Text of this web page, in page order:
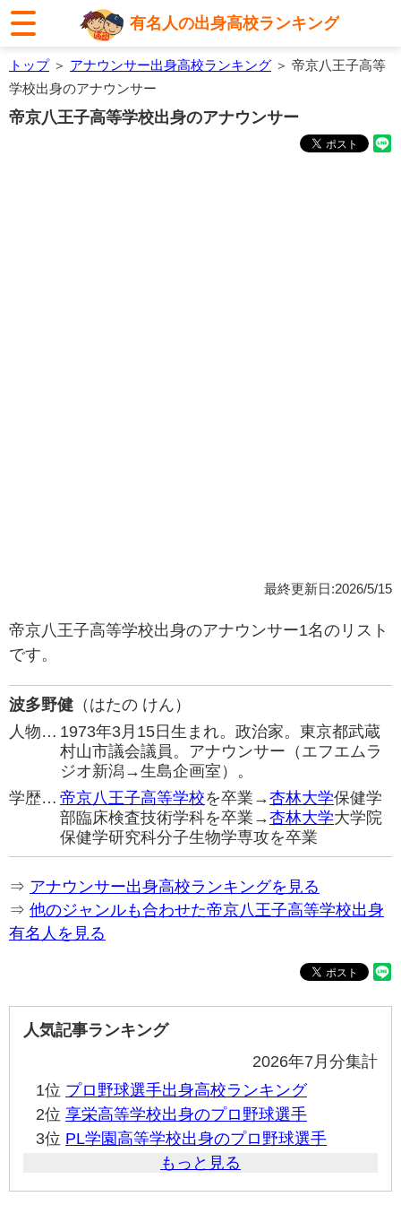
有名人の出身高校ランキング
トップ＞ アナウンサー出身高校ランキング ＞ 帝京八王子高等
学校出身のアナウンサー
帝京八王子高等学校出身のアナウンサー
最終更新日:2026/5/15
帝京八王子高等学校出身のアナウンサー1名のリスト
です。
波多野健 （はたの けん）
人物… 1973年3月15日生まれ。政治家。東京都武蔵
村山市議会議員。アナウンサー（エフエムラ
ジオ新潟→生島企画室）。
学歴… 帝京八王子高等学校を卒業→杏林大学保健学
部臨床検査技術学科を卒業→杏林大学大学院
保健学研究科分子生物学専攻を卒業
⇒ アナウンサー出身高校ランキングを見る
⇒ 他のジャンルも合わせた帝京八王子高等学校出身
有名人を見る
人気記事ランキング
2026年7月分集計
1位 プロ野球選手出身高校ランキング
2位 享栄高等学校出身のプロ野球選手
3位 PL学園高等学校出身のプロ野球選手
もっと見る